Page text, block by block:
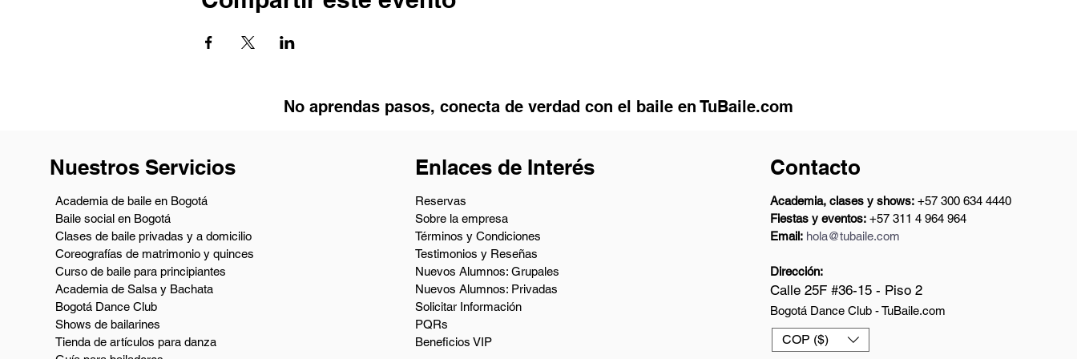
No aprendas pasos, conecta de verdad con el baile en TuBaile.com
Nuestros Servicios
Academia de baile en Bogotá
Baile social en Bogotá
Clases de baile privadas y a domicilio
Coreografías de matrimonio y quinces
Curso de baile para principiantes
Academia de Salsa y Bachata
Bogotá Dance Club
Shows de bailarines
Tienda de artículos para danza
Enlaces de Interés
Reservas
Sobre la empresa
Términos y Condiciones
Testimonios y Reseñas
Nuevos Alumnos: Grupales
Nuevos Alumnos: Privadas
Solicitar Información
PQRs
Beneficios VIP
Contacto
Academia, clases y shows: +57 300 634 4440
Fiestas y eventos: +57 311 4 964 964
Email: hola@tubaile.com
Dirección:
Calle 25F #36-15 - Piso 2
Bogotá Dance Club - TuBaile.com
COP ($)